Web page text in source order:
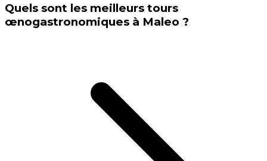
Quels sont les meilleurs tours
œnogastronomiques à Maleo ?